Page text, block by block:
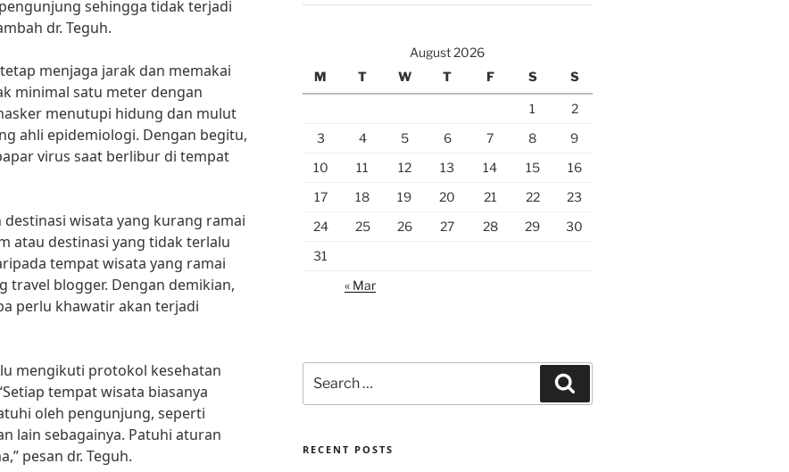
sehingga tidak terjadi
dr. Teguh.
menjaga jarak dan memakai
minimal satu meter dengan
menutupi hidung dan mulut
ahli epidemiologi. Dengan begitu,
virus saat berlibur di tempat
wisata yang kurang ramai
atau destinasi yang tidak terlalu
tempat wisata yang ramai
travel blogger. Dengan demikian,
perlu khawatir akan terjadi
mengikuti protokol kesehatan
tempat wisata biasanya
oleh pengunjung, seperti
lain sebagainya. Patuhi aturan
pesan dr. Teguh.
August 2026
M
T W T F S S
1
2
3
4 5 6 7 8
9
10
11 12 13 14 15
16
17
18 19 20 21 22
23
24
25 26 27 28 29
30
31
« Mar
for:
RECENT POSTS